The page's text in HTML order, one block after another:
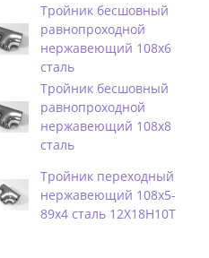
Тройник бесшовный
равнопроходной
нержавеющий 108х6
сталь
Тройник бесшовный
равнопроходной
нержавеющий 108х8
сталь
Тройник переходный
нержавеющий 108х5-
89х4 сталь 12Х18Н10Т